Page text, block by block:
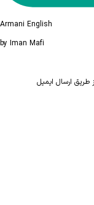
Armani English
by Iman Mafi